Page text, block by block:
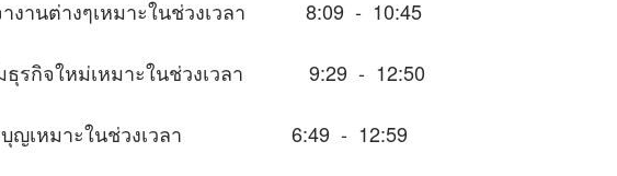
างานต่างๆเหมาะในช่วงเวลา 8:09 - 10:45
มธุรกิจใหม่เหมาะในช่วงเวลา 9:29 - 12:50
ทำบุญเหมาะในช่วงเวลา 6:49 - 12:59